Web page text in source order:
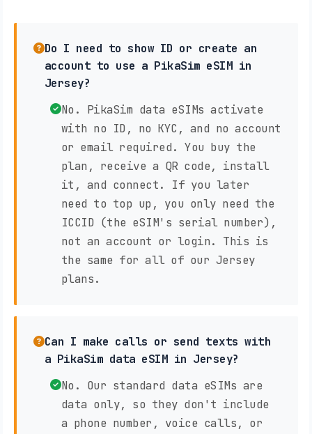
Do I need to show ID or create an
account to use a PikaSim eSIM in
Jersey?
No. PikaSim data eSIMs activate
with no ID, no KYC, and no account
or email required. You buy the
plan, receive a QR code, install
it, and connect. If you later
need to top up, you only need the
ICCID (the eSIM's serial number),
not an account or login. This is
the same for all of our Jersey
plans.
Can I make calls or send texts with
a PikaSim data eSIM in Jersey?
No. Our standard data eSIMs are
data only, so they don't include
a phone number, voice calls, or